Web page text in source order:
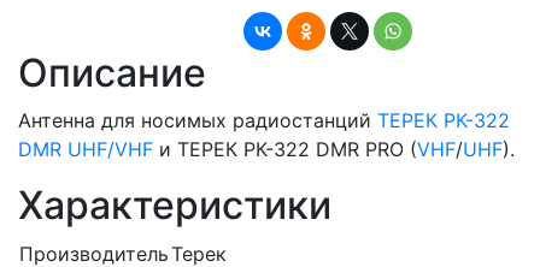
Описание
Антенна для носимых радиостанций ТЕРЕК РК-322
DMR UHF/VHF и ТЕРЕК РК-322 DMR PRO (VHF/UHF).
Характеристики
ПроизводительТерек